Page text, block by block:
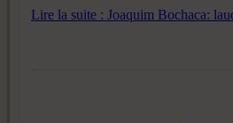
Lire la suite : Joaquim Bochaca: